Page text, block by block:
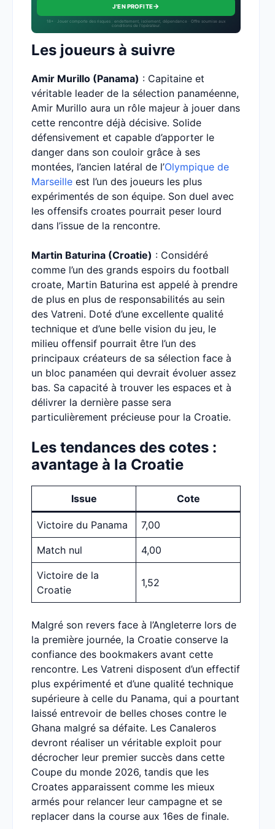
J'EN PROFITE→
18+ · Jouer comporte des risques : endettement, isolement, dépendance · Offre soumise aux
conditions de l’opérateur.
Les joueurs à suivre
Amir Murillo (Panama) : Capitaine et
véritable leader de la sélection panaméenne,
Amir Murillo aura un rôle majeur à jouer dans
cette rencontre déjà décisive. Solide
défensivement et capable d’apporter le
danger dans son couloir grâce à ses
montées, l’ancien latéral de l’Olympique de
Marseille est l’un des joueurs les plus
expérimentés de son équipe. Son duel avec
les offensifs croates pourrait peser lourd
dans l’issue de la rencontre.
Martin Baturina (Croatie) : Considéré
comme l’un des grands espoirs du football
croate, Martin Baturina est appelé à prendre
de plus en plus de responsabilités au sein
des Vatreni. Doté d’une excellente qualité
technique et d’une belle vision du jeu, le
milieu offensif pourrait être l’un des
principaux créateurs de sa sélection face à
un bloc panaméen qui devrait évoluer assez
bas. Sa capacité à trouver les espaces et à
délivrer la dernière passe sera
particulièrement précieuse pour la Croatie.
Les tendances des cotes :
avantage à la Croatie
Issue Cote
Victoire du Panama 7,00
Match nul 4,00
Victoire de la
Croatie
1,52
Malgré son revers face à l’Angleterre lors de
la première journée, la Croatie conserve la
confiance des bookmakers avant cette
rencontre. Les Vatreni disposent d’un effectif
plus expérimenté et d’une qualité technique
supérieure à celle du Panama, qui a pourtant
laissé entrevoir de belles choses contre le
Ghana malgré sa défaite. Les Canaleros
devront réaliser un véritable exploit pour
décrocher leur premier succès dans cette
Coupe du monde 2026, tandis que les
Croates apparaissent comme les mieux
armés pour relancer leur campagne et se
replacer dans la course aux 16es de finale.